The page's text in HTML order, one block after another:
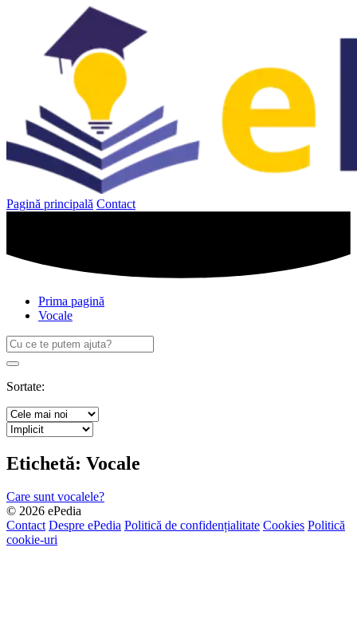
Pagină principală Contact
Prima pagină
Vocale
Caută
după:
Search
Sortate:
Etichetă: Vocale
Care sunt vocalele?
© 2026 ePedia
Contact Despre ePedia Politică de confidențialitate Cookies Politică
cookie-uri